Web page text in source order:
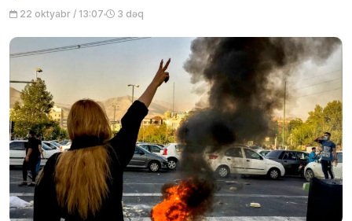
22 oktyabr / 13:07 3 dəq